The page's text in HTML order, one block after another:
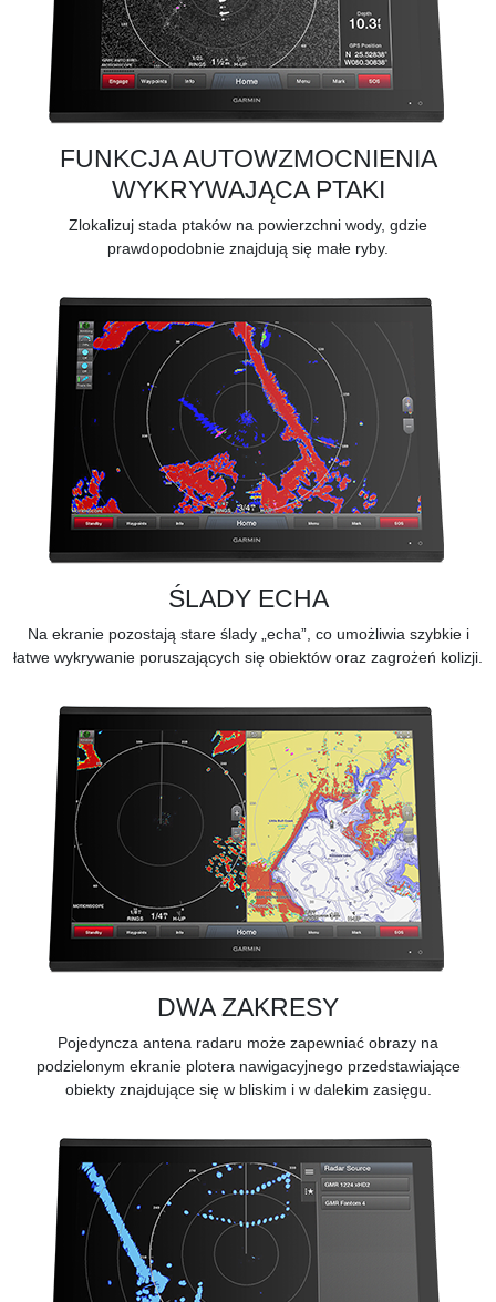
FUNKCJA AUTOWZMOCNIENIA
WYKRYWAJĄCA PTAKI
Zlokalizuj stada ptaków na powierzchni wody, gdzie
prawdopodobnie znajdują się małe ryby.
ŚLADY ECHA
Na ekranie pozostają stare ślady „echa”, co umożliwia szybkie i
łatwe wykrywanie poruszających się obiektów oraz zagrożeń kolizji.
DWA ZAKRESY
Pojedyncza antena radaru może zapewniać obrazy na
podzielonym ekranie plotera nawigacyjnego przedstawiające
obiekty znajdujące się w bliskim i w dalekim zasięgu.